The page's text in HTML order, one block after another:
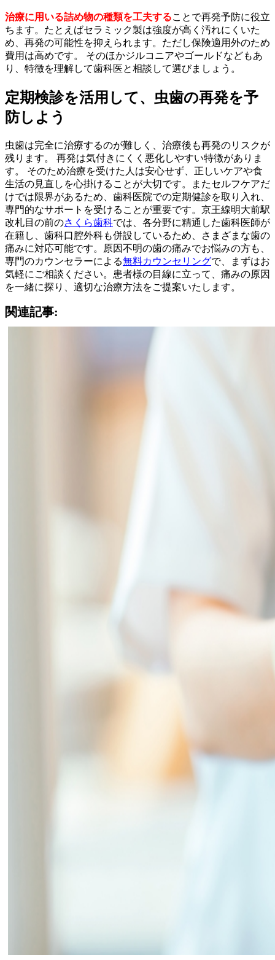
治療に用いる詰め物の種類を工夫することで再発予防に役立
ちます。たとえばセラミック製は強度が高く汚れにくいた
め、再発の可能性を抑えられます。ただし保険適用外のため
費用は高めです。 そのほかジルコニアやゴールドなどもあ
り、特徴を理解して歯科医と相談して選びましょう。
定期検診を活用して、虫歯の再発を予
防しよう
虫歯は完全に治療するのが難しく、治療後も再発のリスクが
残ります。 再発は気付きにくく悪化しやすい特徴がありま
す。 そのため治療を受けた人は安心せず、正しいケアや食
生活の見直しを心掛けることが大切です。またセルフケアだ
けでは限界があるため、歯科医院での定期健診を取り入れ、
専門的なサポートを受けることが重要です。 京王線明大前駅
改札目の前のさくら歯科では、各分野に精通した歯科医師が
在籍し、歯科口腔外科も併設しているため、さまざまな歯の
痛みに対応可能です。
原因不明の歯の痛みでお悩みの方も、
専門のカウンセラーによる無料カウンセリングで、まずはお
気軽にご相談ください。患者様の目線に立って、痛みの原因
を一緒に探り、適切な治療方法をご提案いたします。
関連記事: